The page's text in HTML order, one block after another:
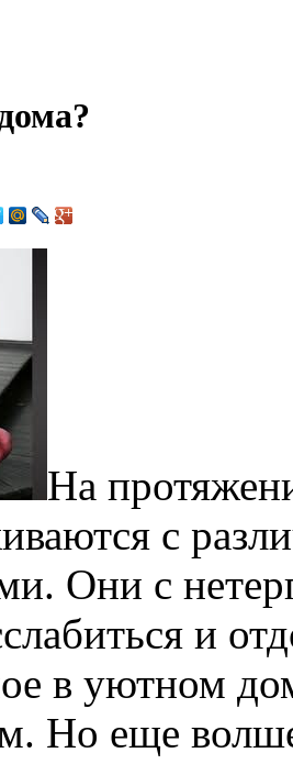
На
с
Они с
и
в уютном
Но еще